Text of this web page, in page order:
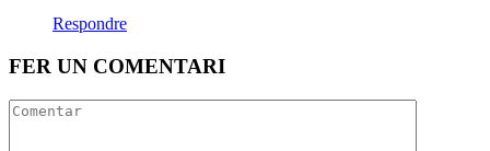
Respondre
FER UN COMENTARI